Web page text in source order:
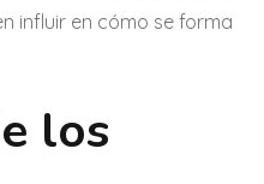
influir en cómo se forma
los